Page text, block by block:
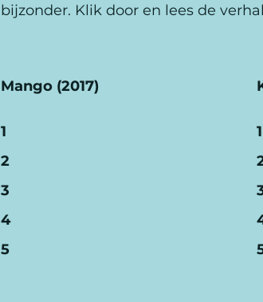
bijzonder. Klik door en lees de
Mango (2017)
1
2
3
4
5
1